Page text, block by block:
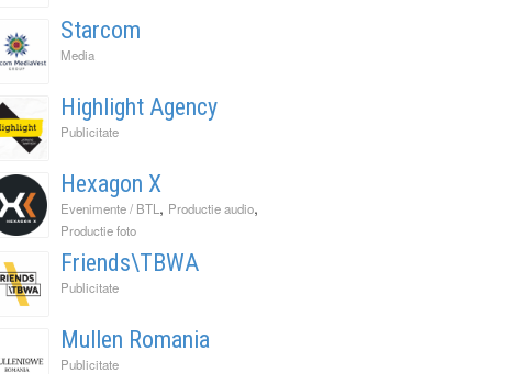
Starcom
Media
Highlight Agency
Publicitate
Hexagon X
Evenimente / BTL , Productie audio,
Productie foto
Friends\TBWA
Publicitate
Mullen Romania
Publicitate